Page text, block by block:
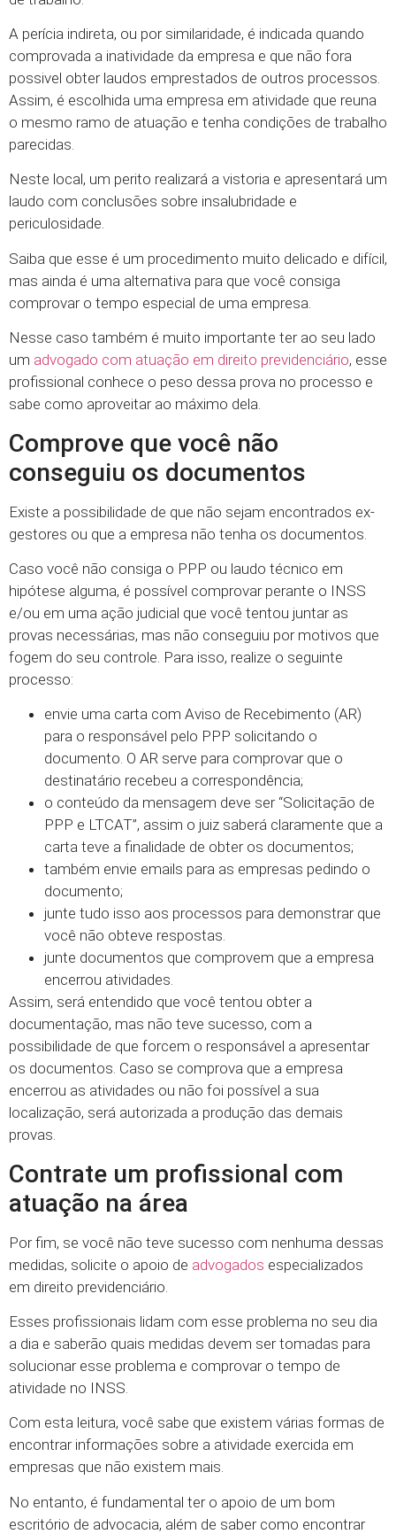
A perícia indireta, ou por similaridade, é indicada quando
comprovada a inatividade da empresa e que não fora
possivel obter laudos emprestados de outros processos.
Assim, é escolhida uma empresa em atividade que reuna
o mesmo ramo de atuação e tenha condições de trabalho
parecidas.
Neste local, um perito realizará a vistoria e apresentará um
laudo com conclusões sobre insalubridade e
periculosidade.
Saiba que esse é um procedimento muito delicado e difícil,
mas ainda é uma alternativa para que você consiga
comprovar o tempo especial de uma empresa.
Nesse caso também é muito importante ter ao seu lado
um advogado com atuação em direito previdenciário, esse
profissional conhece o peso dessa prova no processo e
sabe como aproveitar ao máximo dela.
Comprove que você não
conseguiu os documentos
Existe a possibilidade de que não sejam encontrados ex-
gestores ou que a empresa não tenha os documentos.
Caso você não consiga o PPP ou laudo técnico em
hipótese alguma, é possível comprovar perante o INSS
e/ou em uma ação judicial que você tentou juntar as
provas necessárias, mas não conseguiu por motivos que
fogem do seu controle. Para isso, realize o seguinte
processo:
envie uma carta com Aviso de Recebimento (AR)
para o responsável pelo PPP solicitando o
documento. O AR serve para comprovar que o
destinatário recebeu a correspondência;
o conteúdo da mensagem deve ser “Solicitação de
PPP e LTCAT”, assim o juiz saberá claramente que a
carta teve a finalidade de obter os documentos;
também envie emails para as empresas pedindo o
documento;
junte tudo isso aos processos para demonstrar que
você não obteve respostas.
junte documentos que comprovem que a empresa
encerrou atividades.
Assim, será entendido que você tentou obter a
documentação, mas não teve sucesso, com a
possibilidade de que forcem o responsável a apresentar
os documentos. Caso se comprova que a empresa
encerrou as atividades ou não foi possível a sua
localização, será autorizada a produção das demais
provas.
Contrate um profissional com
atuação na área
Por fim, se você não teve sucesso com nenhuma dessas
medidas, solicite o apoio de advogados especializados
em direito previdenciário.
Esses profissionais lidam com esse problema no seu dia
a dia e saberão quais medidas devem ser tomadas para
solucionar esse problema e comprovar o tempo de
atividade no INSS.
Com esta leitura, você sabe que existem várias formas de
encontrar informações sobre a atividade exercida em
empresas que não existem mais.
No entanto, é fundamental ter o apoio de um bom
escritório de advocacia, além de saber como encontrar